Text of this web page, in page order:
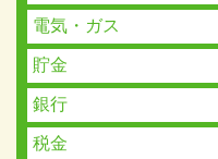
電気・ガス
貯金
銀行
税金